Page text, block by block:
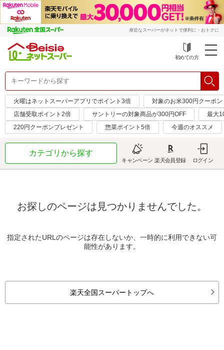
身近なスーパーがネットで便利に・おトクに
初めての方
火曜はネットスーパーアプリでポイント3倍
対象のお米300円クーポン
店舗受取ポイント2倍
サントリーの対象商品が300円OFF
最大
220円クーポンプレゼント
惣菜ポイント5倍 今週のオススメ
カテゴリから探す
キャンペーン 楽天会員登録 ログイン
お探しのページは見つかりませんでした。
指定されたURLのページは存在しないか、一時的に利用できない可
能性があります。
楽天全国スーパートップへ